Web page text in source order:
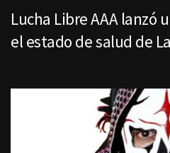
Lucha Libre AAA lanzó
el estado de salud de